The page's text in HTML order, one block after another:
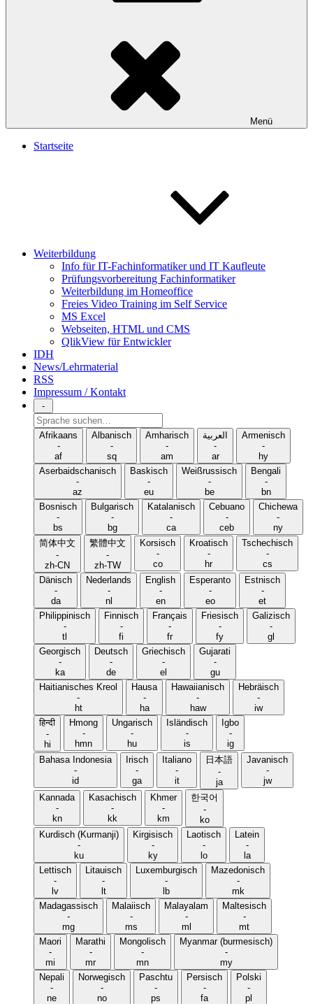
Menü
Startseite
Weiterbildung
Info für IT-Fachinformatiker und IT Kaufleute
Prüfungsvorbereitung Fachinformatiker
Weiterbildung im Homeoffice
Freies Video Training im Self Service
MS Excel
Webseiten, HTML und CMS
QlikView für Entwickler
IDH
News/Lehrmaterial
RSS
Impressum / Kontakt
-
Sprache
suchen
Afrikaans
-
af
Albanisch
-
sq
Amharisch
-
am
العربية
-
ar
Armenisch
-
hy
Aserbaidschanisch
-
az
Baskisch
-
eu
Weißrussisch
-
be
Bengali
-
bn
Bosnisch
-
bs
Bulgarisch
-
bg
Katalanisch
-
ca
Cebuano
-
ceb
Chichewa
-
ny
简体中文
-
zh-CN
繁體中文
-
zh-TW
Korsisch
-
co
Kroatisch
-
hr
Tschechisch
-
cs
Dänisch
-
da
Nederlands
-
nl
English
-
en
Esperanto
-
eo
Estnisch
-
et
Philippinisch
-
tl
Finnisch
-
fi
Français
-
fr
Friesisch
-
fy
Galizisch
-
gl
Georgisch
-
ka
Deutsch
-
de
Griechisch
-
el
Gujarati
-
gu
Haitianisches Kreol
-
ht
Hausa
-
ha
Hawaiianisch
-
haw
Hebräisch
-
iw
हिन्दी
-
hi
Hmong
-
hmn
Ungarisch
-
hu
Isländisch
-
is
Igbo
-
ig
Bahasa Indonesia
-
id
Irisch
-
ga
Italiano
-
it
日本語
-
ja
Javanisch
-
jw
Kannada
-
kn
Kasachisch
-
kk
Khmer
-
km
한국어
-
ko
Kurdisch (Kurmanji)
-
ku
Kirgisisch
-
ky
Laotisch
-
lo
Latein
-
la
Lettisch
-
lv
Litauisch
-
lt
Luxemburgisch
-
lb
Mazedonisch
-
mk
Madagassisch
-
mg
Malaiisch
-
ms
Malayalam
-
ml
Maltesisch
-
mt
Maori
-
mi
Marathi
-
mr
Mongolisch
-
mn
Myanmar (burmesisch)
-
my
Nepali
-
ne
Norwegisch
-
no
Paschtu
-
ps
Persisch
-
fa
Polski
-
pl